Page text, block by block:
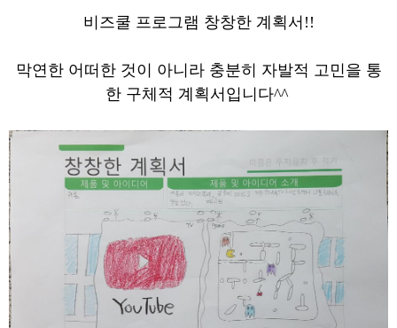
비즈쿨 프로그램 창창한 계획서!!
막연한 어떠한 것이 아니라 충분히 자발적 고민을 통
한 구체적 계획서입니다^^